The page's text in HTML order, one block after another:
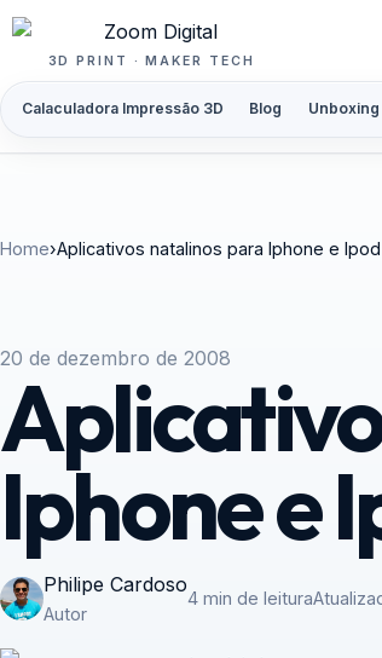
Pular para o conteúdo
3D PRINT · MAKER TECH
Calaculadora Impressão 3D Blog
Home›Aplicativos natalinos para Iphone e Ipod
20 de dezembro de 2008
Iphone e
Philipe Cardoso
Autor
4 min de leitura